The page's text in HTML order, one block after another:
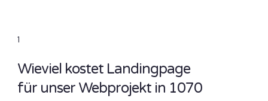
1
Wieviel kostet Landingpage
für unser Webprojekt in 1070